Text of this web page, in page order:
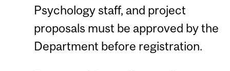
Psychology staff, and project
proposals must be approved by the
Department before registration.